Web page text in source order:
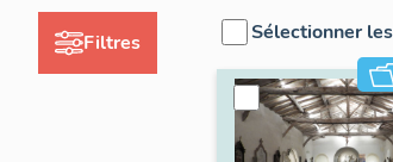
Filtres Sélectionner